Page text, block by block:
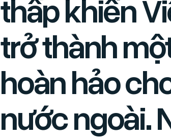
thấp khiến
trở thành
hoàn hảo
nước ngoài.